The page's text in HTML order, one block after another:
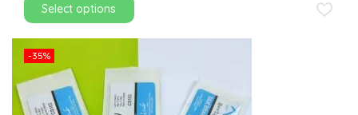
Select options
-35%